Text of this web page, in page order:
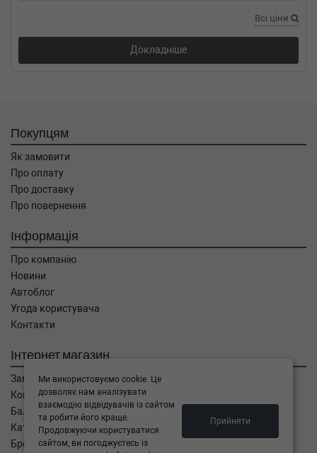
Всі ціни
Докладніше
Покупцям
Як замовити
Про оплату
Про доставку
Про повернення
Інформація
Про компанію
Новини
Автоблог
Угода користувача
Контакти
Інтернет магазин
Замовлення
Кошик
Баланс
Каталог товарів
Бренди
Ми використовуємо cookie. Це
дозволяє нам аналізувати
взаємодію відвідувачів із сайтом
та робити його краще.
Продовжуючи користуватися
сайтом, ви погоджуєтесь із
Прийняти